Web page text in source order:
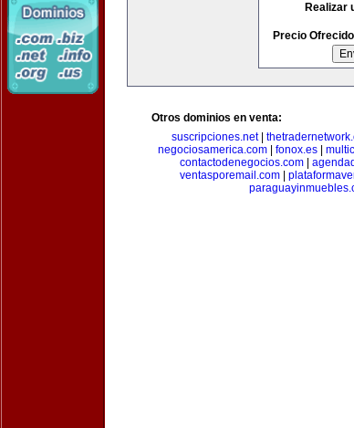
Realizar
Precio
Otros dominios en venta:
suscripciones.net|
negociosamerica.com| fonox.es|
contactodenegocios.com|
ventasporemail.com|